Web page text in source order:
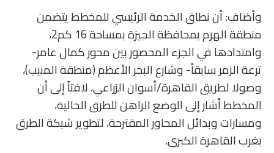
وأضاف: أن نطاق الخدمة الرئيسي للمخطط يتضمن
منطقة الهرم بمحافظة الجيزة بمساحة 16 كم2،
وامتدادها في الجزء المحصور بين محور كمال عامر-
ترعة الزمر سابقاً- وشارع البحر الأعظم (منطقة المنيب)،
وصولا لطريق القاهرة/أسوان الزراعي، لافتاً إلى أن
المخطط أشار إلى الوضع الراهن للطرق الحالية،
ومسارات وبدائل المحاور المقترحة، لتطوير شبكة الطرق
بغرب القاهرة الكبرى.